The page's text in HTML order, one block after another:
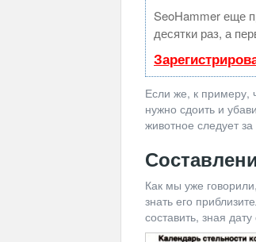
SeoHammer еще
десятки раз, а
Если же, к примеру,
нужно сдоить и
животное следует
Как мы уже
знать его
составить, зная